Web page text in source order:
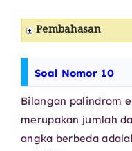
Pembahasan
Soal Nomor 10
Bilangan palindrom
merupakan jumlah
angka berbeda
1.111